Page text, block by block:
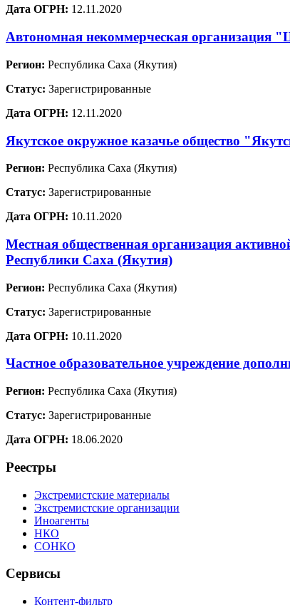
Дата ОГРН: 12.11.2020
Автономная некоммерческая организация
Регион: Республика Саха (Якутия)
Статус: Зарегистрированные
Дата ОГРН: 12.11.2020
Якутское окружное казачье общество
Регион: Республика Саха (Якутия)
Статус: Зарегистрированные
Дата ОГРН: 10.11.2020
Местная общественная организация
Республики Саха (Якутия)
Регион: Республика Саха (Якутия)
Статус: Зарегистрированные
Дата ОГРН: 10.11.2020
Частное образовательное учреждение
Регион: Республика Саха (Якутия)
Статус: Зарегистрированные
Дата ОГРН: 18.06.2020
Реестры
Экстремистские материалы
Экстремистские организации
Иноагенты
НКО
СОНКО
Сервисы
Контент-фильтр